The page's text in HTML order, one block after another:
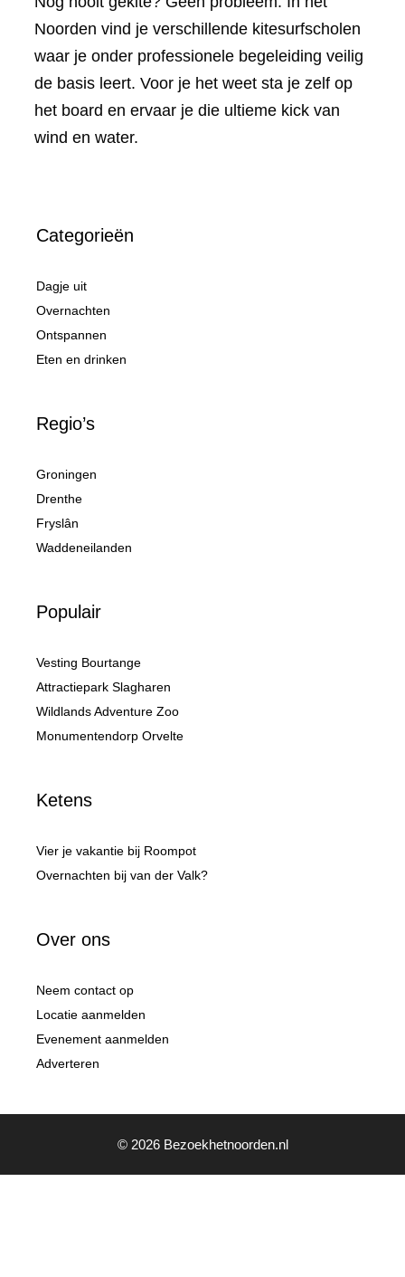
Noorden vind je verschillende kitesurfscholen
waar je onder professionele begeleiding veilig
de basis leert. Voor je het weet sta je zelf op
het board en ervaar je die ultieme kick van
wind en water.
Categorieën
Dagje uit
Overnachten
Ontspannen
Eten en drinken
Regio’s
Groningen
Drenthe
Fryslân
Waddeneilanden
Populair
Vesting Bourtange
Attractiepark Slagharen
Wildlands Adventure Zoo
Monumentendorp Orvelte
Ketens
Vier je vakantie bij Roompot
Overnachten bij van der Valk?
Over ons
Neem contact op
Locatie aanmelden
Evenement aanmelden
Adverteren
© 2026 Bezoekhetnoorden.nl